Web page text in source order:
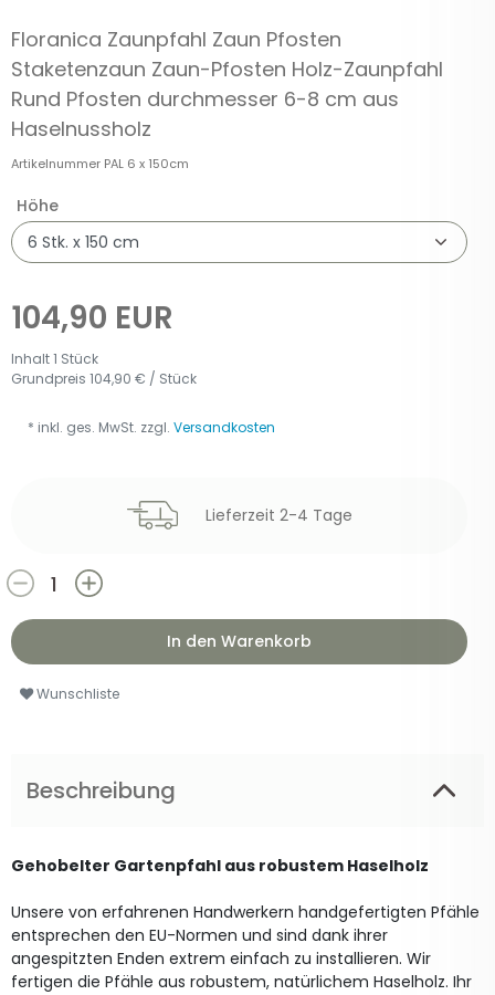
Floranica Zaunpfahl Zaun Pfosten
Staketenzaun Zaun-Pfosten Holz-Zaunpfahl
Rund Pfosten durchmesser 6-8 cm aus
Haselnussholz
Artikelnummer PAL 6 x 150cm
Höhe
104,90 EUR
Inhalt1 Stück
Grundpreis 104,90 € / Stück
Lieferzeit 2-4 Tage
In den Warenkorb
Wunschliste
* inkl. ges. MwSt. zzgl. Versandkosten
Beschreibung
Gehobelter Gartenpfahl aus robustem Haselholz
Unsere von erfahrenen Handwerkern handgefertigten Pfähle
entsprechen den EU-Normen und sind dank ihrer
angespitzten Enden extrem einfach zu installieren. Wir
fertigen die Pfähle aus robustem, natürlichem Haselholz. Ihr